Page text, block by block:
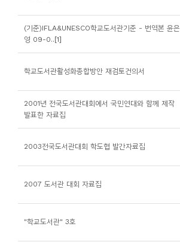
(기준)IFLA&UNESCO학교도서관기준 - 번역본 윤은
영 09-0..[1]
학교도서관활성화종합방안 재검토건의서
2001년 전국도서관대회에서 국민연대와 함께 제작
발표한 자료집
2003전국도서관대회 학도협 발간자료집
2007 도서관 대회 자료집
"학교도서관" 3호
리
사
료